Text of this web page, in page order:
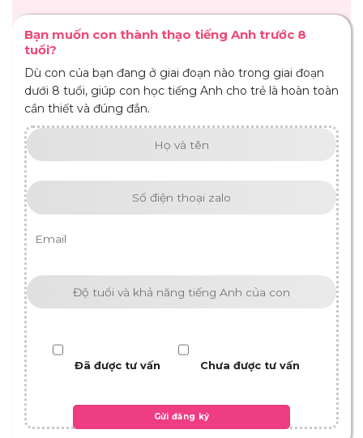
Bạn muốn con thành thạo tiếng Anh trước 8
tuổi?
Dù con của bạn đang ở giai đoạn nào trong giai đoạn
dưới 8 tuổi, giúp con học tiếng Anh cho trẻ là hoàn toàn
cần thiết và đúng đắn.
Đã được tư vấn Chưa được tư vấn